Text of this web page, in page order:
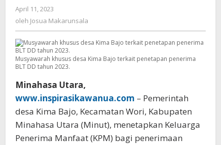
April 11, 2023
Josua
oleh Josua Makarunsala
Musyawarah khusus desa Kima Bajo terkait penetapan penerima
BLT DD tahun 2023.
Minahasa Utara,
www.inspirasikawanua.com – Pemerintah
desa Kima Bajo, Kecamatan Wori, Kabupaten
Minahasa Utara (Minut), menetapkan Keluarga
Penerima Manfaat (KPM) bagi penerimaan